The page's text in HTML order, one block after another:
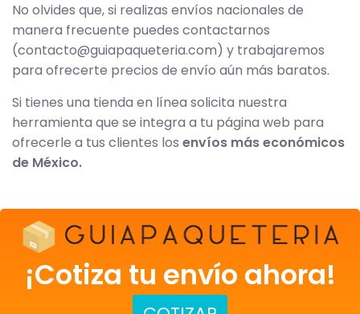
No olvides que, si realizas envíos nacionales de
manera frecuente puedes contactarnos
(contacto@guiapaqueteria.com) y trabajaremos
para ofrecerte precios de envío aún más baratos.
Si tienes una tienda en línea solicita nuestra
herramienta que se integra a tu página web para
ofrecerle a tus clientes los envíos más económicos
de México.
¡Cotiza tu envío ahora!